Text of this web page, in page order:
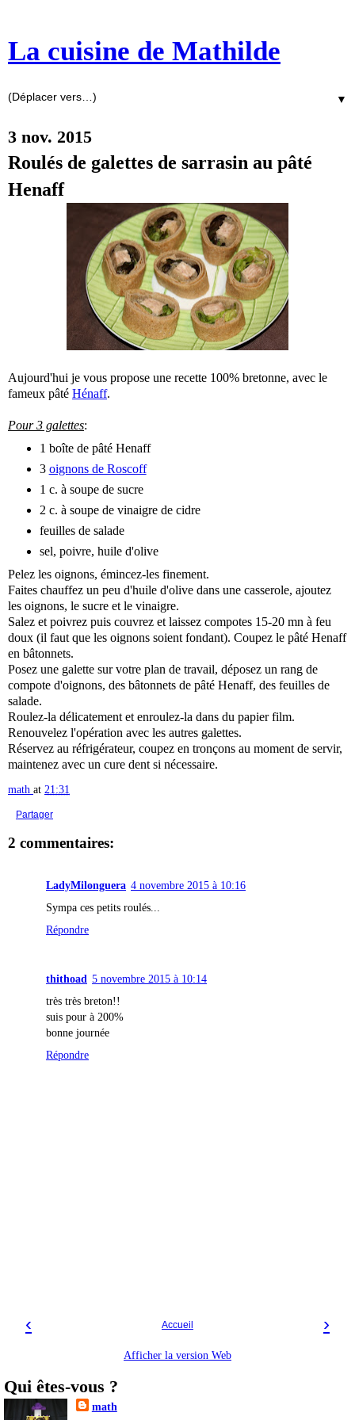
La cuisine de Mathilde
▼
3 nov. 2015
Roulés de galettes de sarrasin au pâté
Henaff
Aujourd'hui je vous propose une recette 100% bretonne, avec le
fameux pâté Hénaff.
Pour 3 galettes:
1 boîte de pâté Henaff
3 oignons de Roscoff
1 c. à soupe de sucre
2 c. à soupe de vinaigre de cidre
feuilles de salade
sel, poivre, huile d'olive
Pelez les oignons, émincez-les finement.
Faites chauffez un peu d'huile d'olive dans une casserole, ajoutez
les oignons, le sucre et le vinaigre.
Salez et poivrez puis couvrez et laissez compotes 15-20 mn à feu
doux (il faut que les oignons soient fondant). Coupez le pâté Henaff
en bâtonnets.
Posez une galette sur votre plan de travail, déposez un rang de
compote d'oignons, des bâtonnets de pâté Henaff, des feuilles de
salade.
Roulez-la délicatement et enroulez-la dans du papier film.
Renouvelez l'opération avec les autres galettes.
Réservez au réfrigérateur, coupez en tronçons au moment de servir,
maintenez avec un cure dent si nécessaire.
math at 21:31
Partager
2 commentaires:
LadyMilonguera 4 novembre 2015 à 10:16
Sympa ces petits roulés...
Répondre
thithoad 5 novembre 2015 à 10:14
très très breton!!
suis pour à 200%
bonne journée
Répondre
‹ ›
Accueil
Afficher la version Web
Qui êtes-vous ?
math